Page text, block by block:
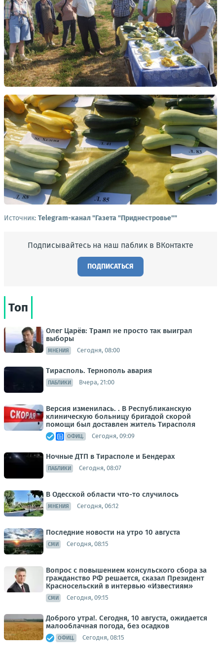
Источник: Telegram-канал "Газета "Приднестровье""
Подписывайтесь на наш паблик в ВКонтакте
ПОДПИСАТЬСЯ
Топ
Олег Царёв: Трамп не просто так выиграл
выборы
МНЕНИЯ Сегодня, 08:00
Тирасполь. Тернополь авария
ПАБЛИКИ Вчера, 21:00
Версия изменилась. . В Республиканскую
клиническую больницу бригадой скорой
помощи был доставлен житель Тирасполя
ОФИЦ. Сегодня, 09:09
Ночные ДТП в Тирасполе и Бендерах
ПАБЛИКИ Сегодня, 08:07
В Одесской области что-то случилось
МНЕНИЯ Сегодня, 06:12
Последние новости на утро 10 августа
СМИ Сегодня, 08:15
Вопрос с повышением консульского сбора за
гражданство РФ решается, сказал Президент
Красносельский в интервью «Известиям»
СМИ Сегодня, 09:15
Доброго утра!. Сегодня, 10 августа, ожидается
малооблачная погода, без осадков
ОФИЦ. Сегодня, 08:15